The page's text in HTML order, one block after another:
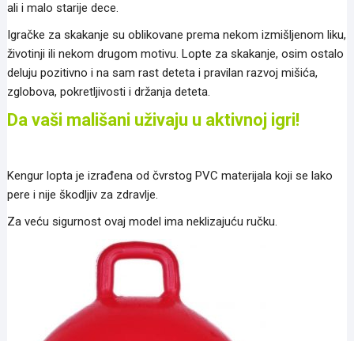
ali i malo starije dece.
Igračke za skakanje su oblikovane prema nekom izmišljenom liku,
životinji ili nekom drugom motivu. Lopte za skakanje, osim ostalo
deluju pozitivno i na sam rast deteta i pravilan razvoj mišića,
zglobova, pokretljivosti i držanja deteta.
Da vaši mališani uživaju u aktivnoj igri!
Kengur lopta je izrađena od čvrstog PVC materijala koji se lako
pere i nije škodljiv za zdravlje.
Za veću sigurnost ovaj model ima neklizajuću ručku.